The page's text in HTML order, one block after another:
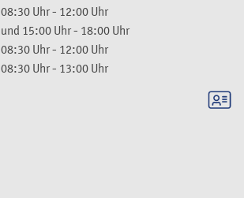
08:30 Uhr- 12:00 Uhr
und 15:00 Uhr- 18:00 Uhr
08:30 Uhr- 12:00 Uhr
08:30 Uhr- 13:00 Uhr